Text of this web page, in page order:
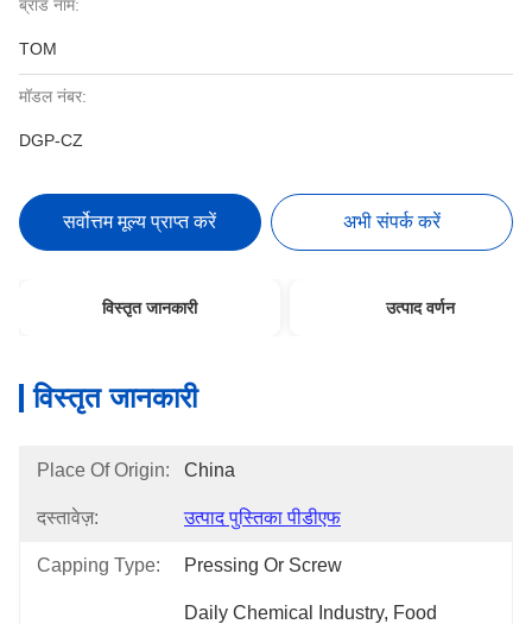
ब्रांड नाम:
TOM
मॉडल नंबर:
DGP-CZ
सर्वोत्तम मूल्य प्राप्त करें अभी संपर्क करें
विस्तृत जानकारी उत्पाद वर्णन
विस्तृत जानकारी
Place Of Origin: China
दस्तावेज़: उत्पाद पुस्तिका पीडीएफ
Capping Type: Pressing Or Screw
Daily Chemical Industry, Food